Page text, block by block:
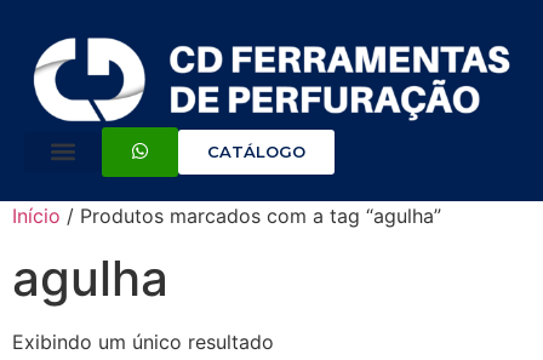
CATÁLOGO
Início / Produtos marcados com a tag “agulha”
agulha
Exibindo um único resultado